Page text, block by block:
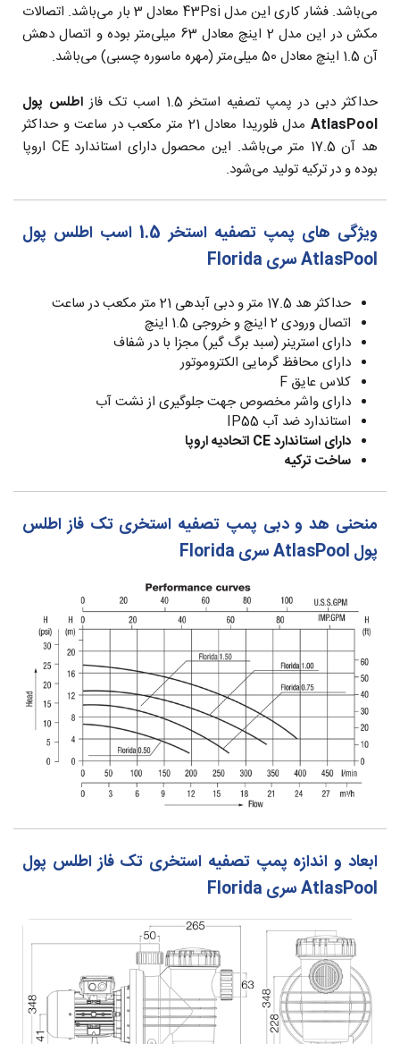
می‌باشد. فشار کاری این مدل 43Psi معادل 3 بار می‌باشد. اتصالات
مکش در این مدل 2 اینچ معادل 63 میلی‌متر بوده و اتصال دهش
آن 1.5 اینچ معادل 50 میلی‌متر (مهره ماسوره چسبی) می‌باشد.
حداکثر دبی در پمپ تصفیه استخر 1.5 اسب تک فاز
اطلس پول
AtlasPool
مدل فلوریدا معادل 21 متر مکعب در ساعت و حداکثر
هد آن 17.5 متر می‌باشد. این محصول دارای استاندارد CE اروپا
بوده و در ترکیه تولید می‌شود.
ویژگی های پمپ تصفیه استخر 1.5 اسب
اطلس پول
AtlasPoolسری Florida
حداکثر هد 17.5 متر و دبی آبدهی 21 متر مکعب در ساعت
اتصال ورودی 2 اینچ و خروجی 1.5 اینچ
دارای استرینر (سبد برگ گیر) مجزا با در شفاف
دارای محافظ گرمایی الکتروموتور
کلاس عایق F
دارای واشر مخصوص جهت جلوگیری از نشت آب
استاندارد ضد آب IP55
دارای استاندارد CE اتحادیه اروپا
ساخت ترکیه
منحنی هد و دبی پمپ تصفیه استخری تک فاز اطلس
پول AtlasPool سری Florida
ابعاد و اندازه پمپ تصفیه استخری تک فاز اطلس پول
AtlasPool سری Florida